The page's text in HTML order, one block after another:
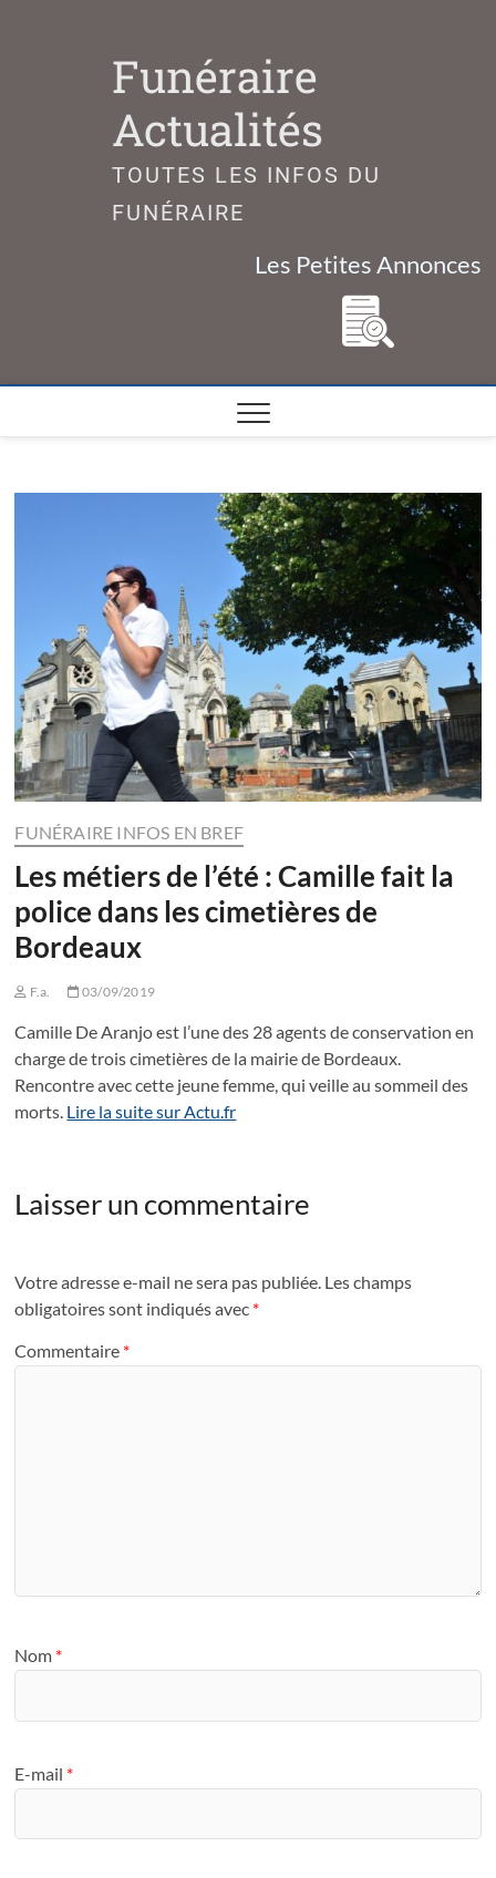
Funéraire
Actualités
TOUTES LES INFOS DU
FUNÉRAIRE
Les Petites Annonces
FUNÉRAIRE INFOS EN BREF
Les métiers de l’été : Camille fait la
police dans les cimetières de
Bordeaux
F.a. 03/09/2019
Camille De Aranjo est l’une des 28 agents de conservation en
charge de trois cimetières de la mairie de Bordeaux.
Rencontre avec cette jeune femme, qui veille au sommeil des
morts. Lire la suite sur Actu.fr
Laisser un commentaire
Votre adresse e-mail ne sera pas publiée. Les champs
obligatoires sont indiqués avec *
Commentaire *
Nom *
E-mail *